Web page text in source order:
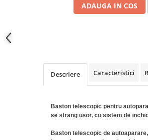
Articole ambalare
Ascutitoare si seturi de ascutire
Corpuri de iluminat
ADAUGA IN COS
Descriere Caracteristici
Baston telescopic pentru
se strang usor, cu sistem de
Baston telescopic de